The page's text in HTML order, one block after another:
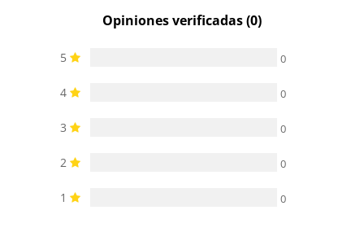
Opiniones verificadas (0)
5 0
4 0
3 0
2 0
1 0